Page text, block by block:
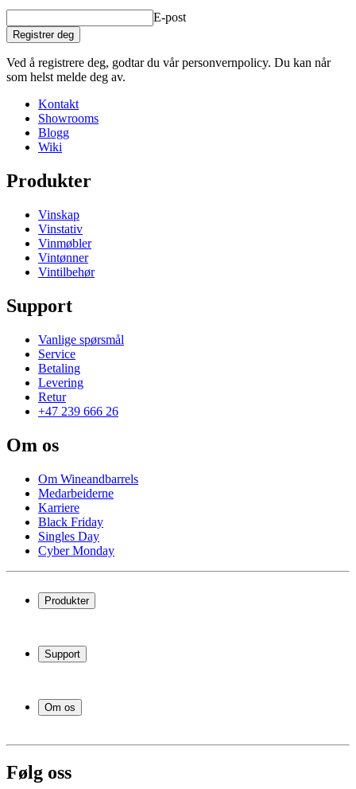
E-post
Registrer deg
Ved å registrere deg, godtar du vår personvernpolicy. Du kan når
som helst melde deg av.
Kontakt
Showrooms
Blogg
Wiki
Produkter
Vinskap
Vinstativ
Vinmøbler
Vintønner
Vintilbehør
Support
Vanlige spørsmål
Service
Betaling
Levering
Retur
+47 239 666 26
Om os
Om Wineandbarrels
Medarbeiderne
Karriere
Black Friday
Singles Day
Cyber Monday
Produkter
Vinstativ
Vinmøbler
Support
Service
Betaling
Retur
Om os
Karriere
Black Friday
Følg oss